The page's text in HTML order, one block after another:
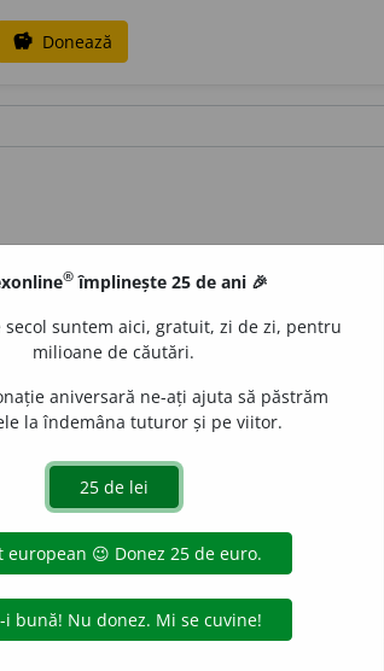
savings Donează
ră,pl.subsidiare
2026 dexonline (https://dexonline.ro)
inclusiv prin orice metode de extragere automată
excepția seturilor de date oferite oficial spre utilizare
® împlinește 25 de ani 🎉
secol suntem aici, gratuit, zi de zi, pentru
milioane de căutări.
aniversară ne-ați ajuta să păstrăm
la îndemâna tuturor și pe viitor.